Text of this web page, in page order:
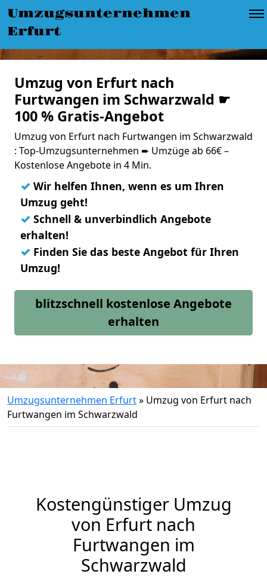
Umzugsunternehmen
Erfurt
Umzug von Erfurt nach
Furtwangen im Schwarzwald ☛
100 % Gratis-Angebot
Umzug von Erfurt nach Furtwangen im Schwarzwald
: Top-Umzugsunternehmen ➨ Umzüge ab 66€ –
Kostenlose Angebote in 4 Min.
✓ Wir helfen Ihnen, wenn es um Ihren
Umzug geht!
✓ Schnell & unverbindlich Angebote
erhalten!
✓ Finden Sie das beste Angebot für Ihren
Umzug!
blitzschnell kostenlose Angebote
erhalten
Umzugsunternehmen Erfurt» Umzug von Erfurt nach
Furtwangen im Schwarzwald
Kostengünstiger Umzug
von Erfurt nach
Furtwangen im
Schwarzwald